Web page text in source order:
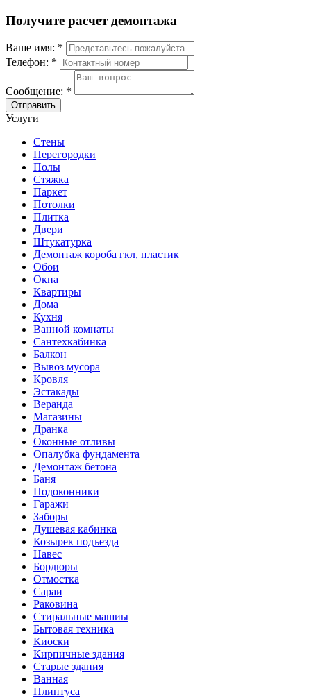
Получите расчет демонтажа
Ваше имя: *
Телефон: *
Сообщение: *
Отправить
Услуги
Стены
Перегородки
Полы
Стяжка
Паркет
Потолки
Плитка
Двери
Штукатурка
Демонтаж короба гкл, пластик
Обои
Окна
Квартиры
Дома
Кухня
Ванной комнаты
Сантехкабинка
Балкон
Вывоз мусора
Кровля
Эстакады
Веранда
Магазины
Дранка
Оконные отливы
Опалубка фундамента
Демонтаж бетона
Баня
Подоконники
Гаражи
Заборы
Душевая кабинка
Козырек подъезда
Навес
Бордюры
Отмостка
Сараи
Раковина
Стиральные машиы
Бытовая техника
Киоски
Кирпичные здания
Старые здания
Ванная
Плинтуса